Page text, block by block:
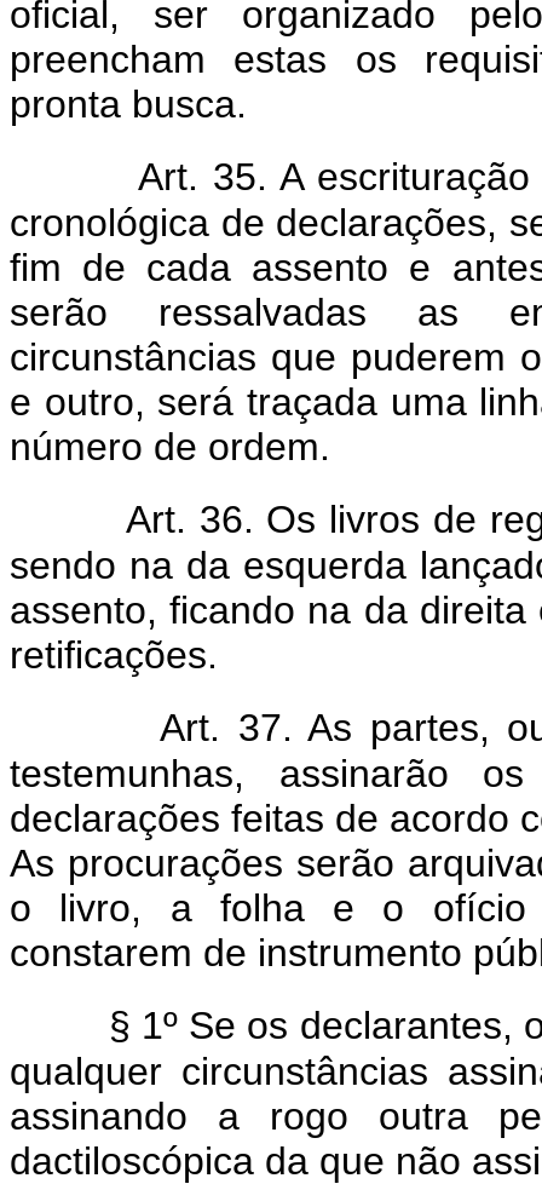
oficial, ser organizado
preencham estas os
pronta busca.
Art. 35. A
cronológica de declarações,
fim de cada assento e
serão ressalvadas as
circunstâncias que puderem
e outro, será traçada uma
número de ordem.
Art. 36. Os livros de
sendo na da esquerda
assento, ficando na da
retificações.
Art. 37. As partes,
testemunhas, assinarão
declarações feitas de acordo
As procurações serão
o livro, a folha e o ofício
constarem de instrumento
§ 1º Se os declarantes,
qualquer circunstâncias
assinando a rogo outra
dactiloscópica da que não